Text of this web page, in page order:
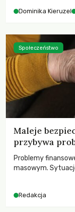
Dominika Kieruzel
Maleje
przybywa
Problemy
masowym.
Redakcja
Społeczeństwo